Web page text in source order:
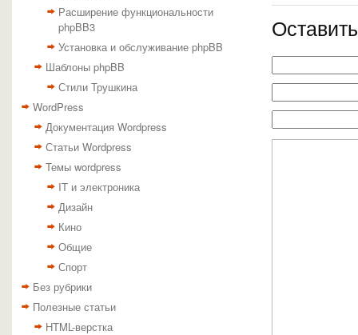
Расширение функциональности
phpBB3
Установка и обслуживание phpBB
Шаблоны phpBB
Стили Трушкина
WordPress
Документация Wordpress
Статьи Wordpress
Темы wordpress
IT и электроника
Дизайн
Кино
Общие
Спорт
Без рубрики
Полезные статьи
HTML-верстка